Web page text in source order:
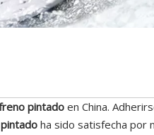
pintado en China.
ha sido satisfecha por